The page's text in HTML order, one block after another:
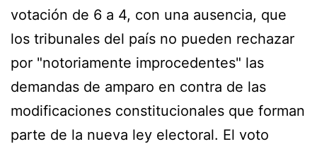
votación de 6 a 4, con una ausencia, que
los tribunales del país no pueden rechazar
por "notoriamente improcedentes" las
demandas de amparo en contra de las
modificaciones constitucionales que forman
parte de la nueva ley electoral. El voto